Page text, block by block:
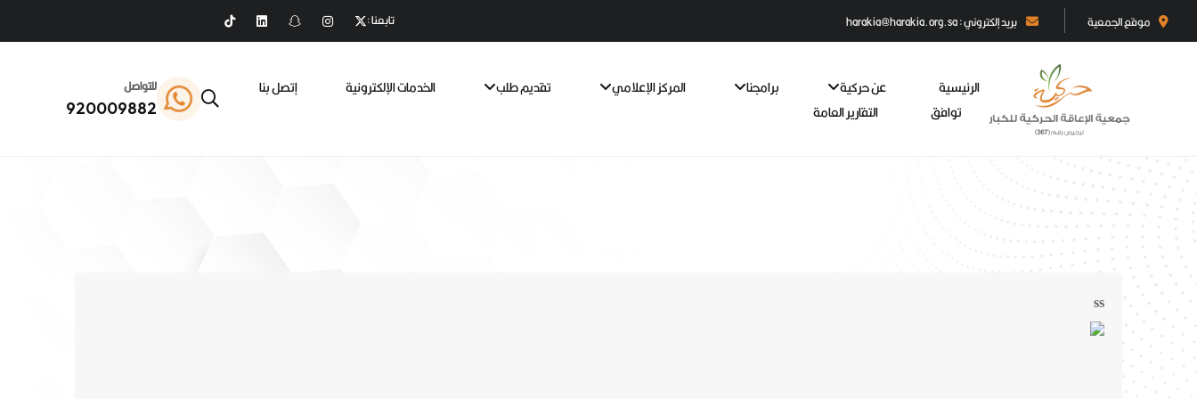
موقع الجمعية بريد إلكتروني : harakia@harakia.org.sa تابعنا :
الرئيسية عن حركية برامجنا المركز الإعلامي تقديم طلب الخدمات الإلكترونية
إتصل بنا
توافق
التقارير العامة
للتواصل
920009882
ss